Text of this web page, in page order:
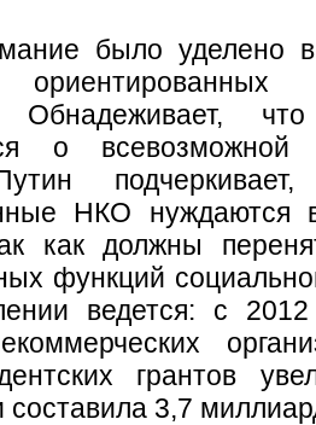
было уделено
Обнадеживает,
о
НКО нуждаются
как должны
функций
ведется: с
грантов
составила 3,7